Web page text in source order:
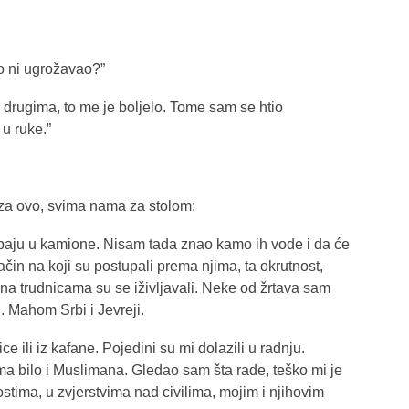
ni ugrožavao?”
to me je boljelo. Tome sam se htio
ruke.”
ovo, svima nama za stolom:
u kamione. Nisam tada znao kamo ih vode i da će
na koji su postupali prema njima, ta okrutnost,
trudnicama su se iživljavali. Neke od žrtava sam
Mahom Srbi i Jevreji.
ili iz kafane. Pojedini su mi dolazili u radnju.
bilo i Muslimana. Gledao sam šta rade, teško mi je
u zvjerstvima nad civilima, mojim i njihovim